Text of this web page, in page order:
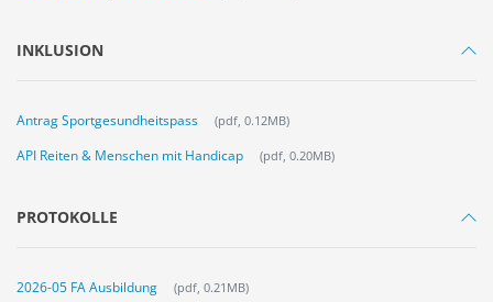
INKLUSION
Antrag Sportgesundheitspass (pdf, 0.12MB)
API Reiten & Menschen mit Handicap (pdf, 0.20MB)
PROTOKOLLE
2026-05 FA Ausbildung (pdf, 0.21MB)